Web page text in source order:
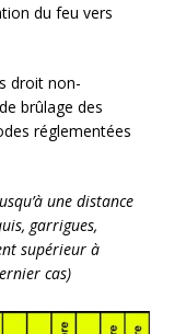
du feu vers
droit non-
brûlage des
réglementées
une distance
garrigues,
supérieur à
cas)